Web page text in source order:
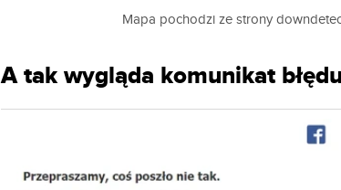
Mapa pochodzi ze strony
A tak wygląda komunikat